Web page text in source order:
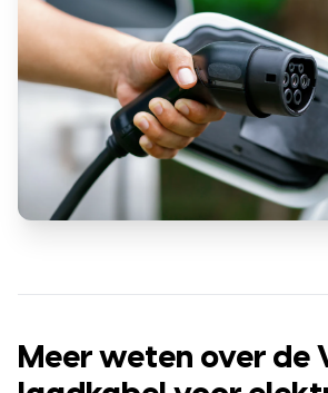
Meer weten over de